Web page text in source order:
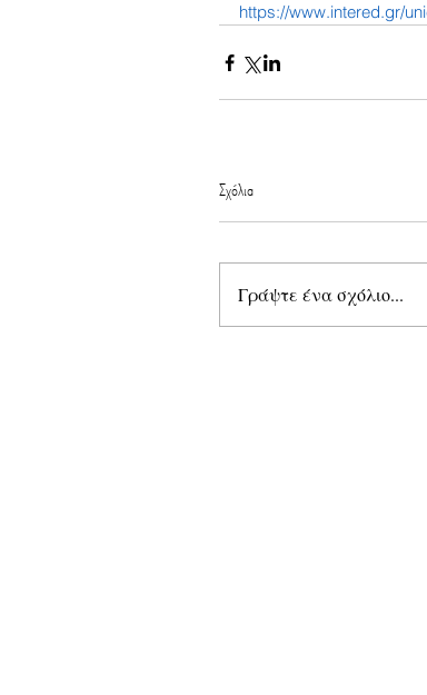
https://www.intered.gr/
Σχόλια
Γράψτε ένα σχόλιο...